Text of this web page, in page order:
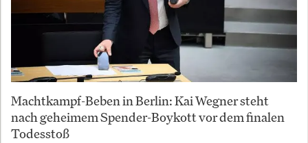
Machtkampf-Beben in Berlin: Kai Wegner steht
nach geheimem Spender-Boykott vor dem finalen
Todesstoß